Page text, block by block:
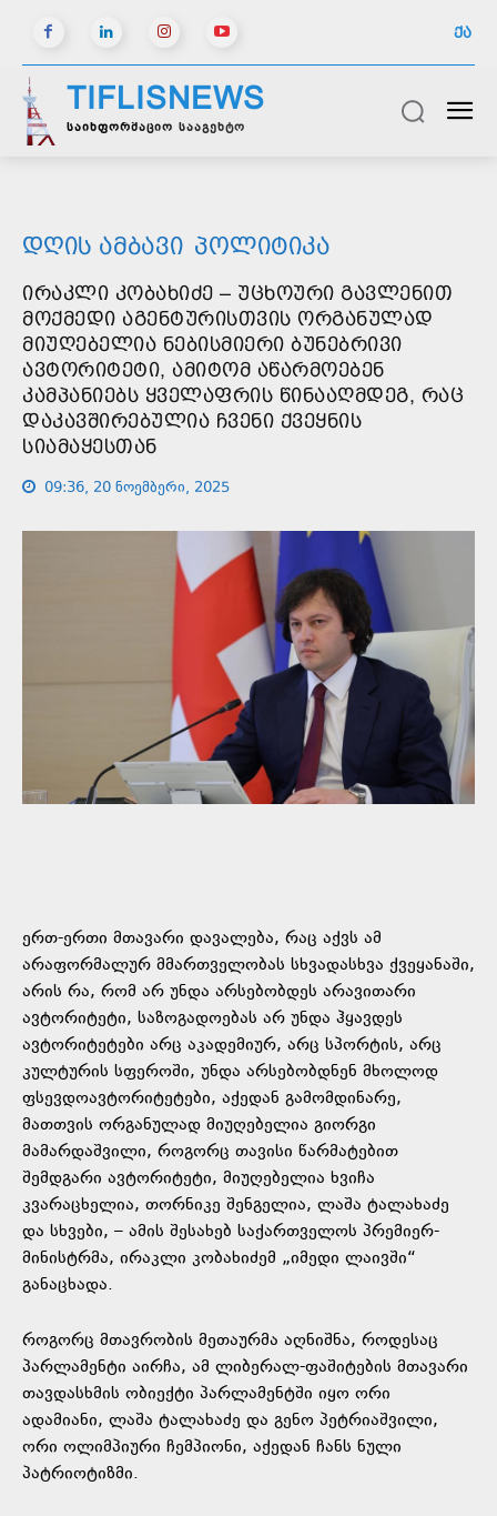
ᲥᲐ
TIFLISNEWS
საინფორმაციო სააგენტო
ᲓᲦᲘᲡ ᲐᲛᲑᲐᲕᲘ ᲞᲝᲚᲘᲢᲘᲙᲐ
ᲘᲠᲐᲙᲚᲘ ᲙᲝᲑᲐᲮᲘᲫᲔ – ᲣᲪᲮᲝᲣᲠᲘ ᲒᲐᲕᲚᲔᲜᲘᲗ
ᲛᲝᲥᲛᲔᲓᲘ ᲐᲒᲔᲜᲢᲣᲠᲘᲡᲗᲕᲘᲡ ᲝᲠᲒᲐᲜᲣᲚᲐᲓ
ᲛᲘᲣᲦᲔᲑᲔᲚᲘᲐ ᲜᲔᲑᲘᲡᲛᲘᲔᲠᲘ ᲑᲣᲜᲔᲑᲠᲘᲕᲘ
ᲐᲕᲢᲝᲠᲘᲢᲔᲢᲘ, ᲐᲛᲘᲢᲝᲛ ᲐᲬᲐᲠᲛᲝᲔᲑᲔᲜ
ᲙᲐᲛᲞᲐᲜᲘᲔᲑᲡ ᲧᲕᲔᲚᲐᲤᲠᲘᲡ ᲬᲘᲜᲐᲐᲦᲛᲓᲔᲒ, ᲠᲐᲪ
ᲓᲐᲙᲐᲕᲨᲘᲠᲔᲑᲣᲚᲘᲐ ᲩᲕᲔᲜᲘ ᲥᲕᲔᲧᲜᲘᲡ
ᲡᲘᲐᲛᲐᲧᲔᲡᲗᲐᲜ
09:36, 20 ნოემბერი, 2025
ერთ-ერთი მთავარი დავალება, რაც აქვს ამ
არაფორმალურ მმართველობას სხვადასხვა ქვეყანაში,
არის რა, რომ არ უნდა არსებობდეს არავითარი
ავტორიტეტი, საზოგადოებას არ უნდა ჰყავდეს
ავტორიტეტები არც აკადემიურ, არც სპორტის, არც
კულტურის სფეროში, უნდა არსებობდნენ მხოლოდ
ფსევდოავტორიტეტები, აქედან გამომდინარე,
მათთვის ორგანულად მიუღებელია გიორგი
მამარდაშვილი, როგორც თავისი წარმატებით
შემდგარი ავტორიტეტი, მიუღებელია ხვიჩა
კვარაცხელია, თორნიკე შენგელია, ლაშა ტალახაძე
და სხვები, – ამის შესახებ საქართველოს პრემიერ-
მინისტრმა, ირაკლი კობახიძემ „იმედი ლაივში“
განაცხადა.
როგორც მთავრობის მეთაურმა აღნიშნა, როდესაც
პარლამენტი აირჩა, ამ ლიბერალ-ფაშიტების მთავარი
თავდასხმის ობიექტი პარლამენტში იყო ორი
ადამიანი, ლაშა ტალახაძე და გენო პეტრიაშვილი,
ორი ოლიმპიური ჩემპიონი, აქედან ჩანს ნული
პატრიოტიზმი.